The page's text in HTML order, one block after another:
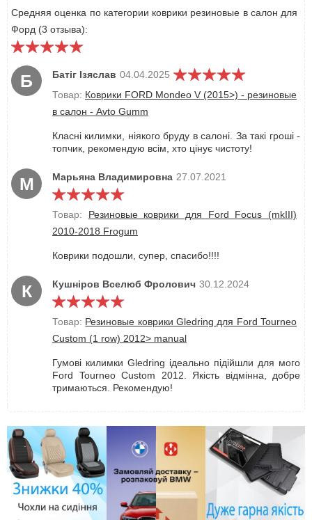
Средняя оценка по категории коврики резиновые в салон для
Форд (3 отзыва):
Б Батіг Ізяслав 04.04.2025
Товар: Коврики FORD Mondeo V (2015>) - резиновые
в салон - Avto Gumm
Класні килимки, ніякого бруду в салоні. За такі гроші -
топчик, рекомендую всім, хто цінує чистоту!
М Марьяна Владимировна 27.07.2021
Товар: Резиновые коврики для Ford Focus (mkIII)
2010-2018 Frogum
Коврики подошли, супер, спасибо!!!!
К Кушніров Вселюб Фролович 30.12.2024
Товар: Резиновые коврики Gledring для Ford Tourneo
Custom (1 row) 2012> manual
Гумові килимки Gledring ідеально підійшли для мого
Ford Tourneo Custom 2012. Якість відмінна, добре
тримаються. Рекомендую!